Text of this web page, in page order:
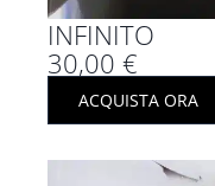
INFINITO
30,00 €
ACQUISTA ORA